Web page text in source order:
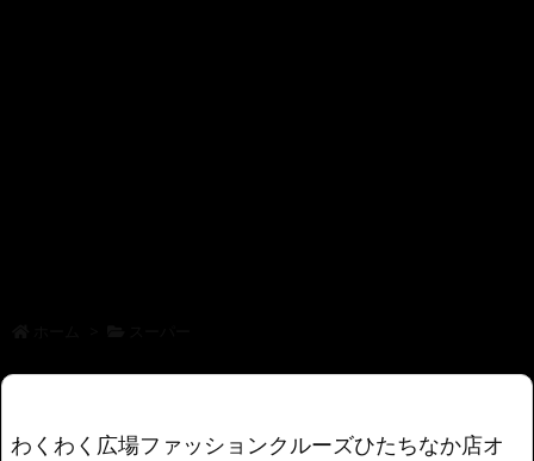
わくわく広場ファッションクルーズひたちなか店オ